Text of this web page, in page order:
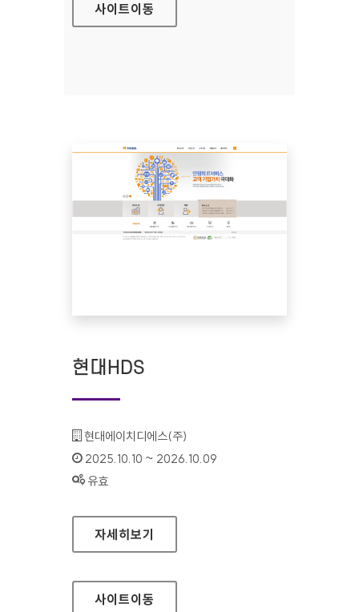
사이트이동
현대HDS
기관명 :
현대에이치디에스(주)
인증기간 :
2025.10.10 ~ 2026.10.09
상태 :
유효
현대HDS
자세히보기
사이트이동